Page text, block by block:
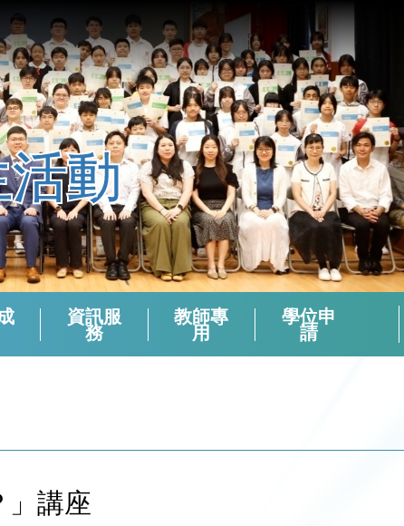
動
資訊服
務
教師專
用
學位申
請
」講座